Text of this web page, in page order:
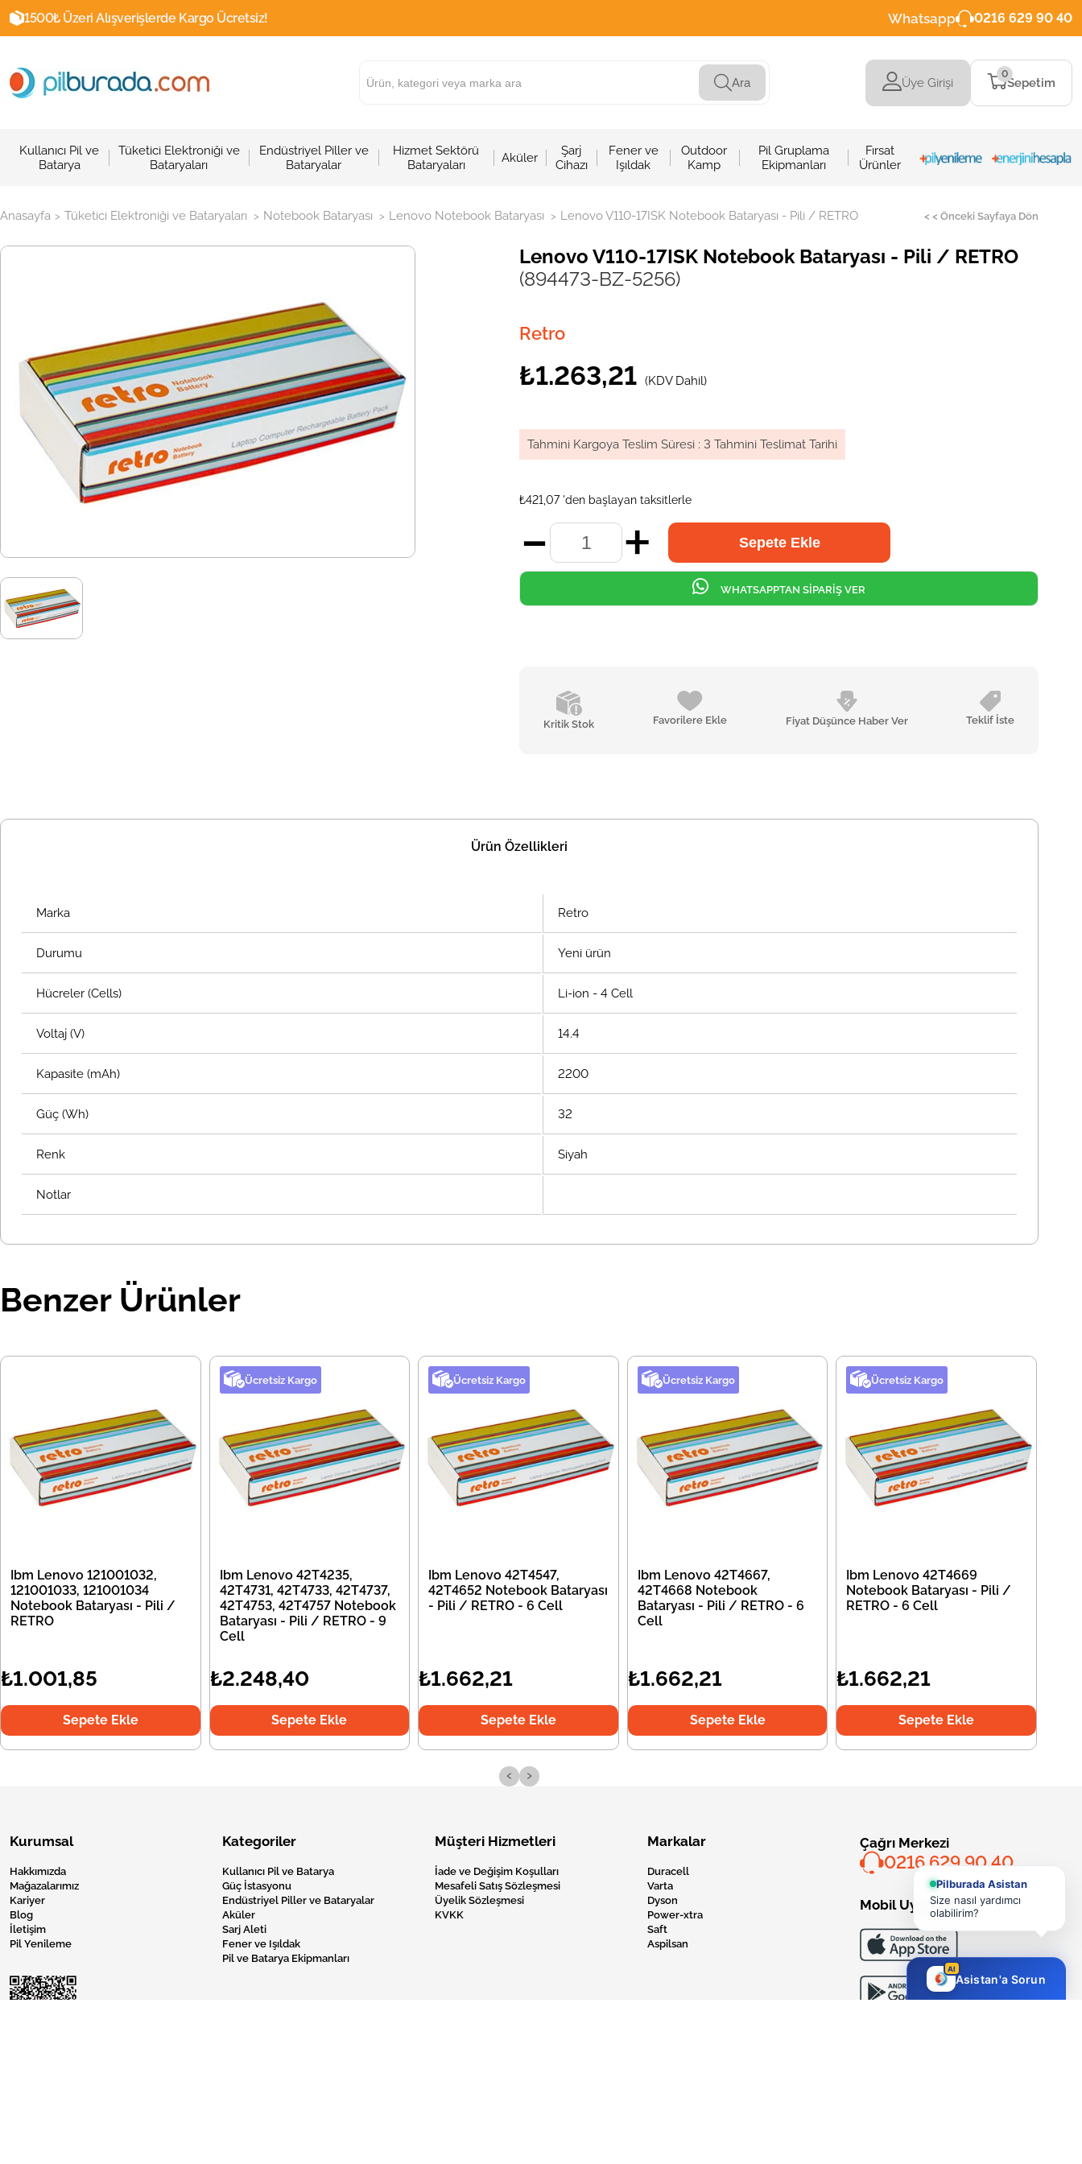
1500₺ Üzeri Alışverişlerde Kargo Ücretsiz! Whatsapp 0216 629 90 40
Ara Üye Girişi Sepetim
0
Kullanıcı Pil ve
Batarya
Tüketici Elektroniği ve
Bataryaları
Endüstriyel Piller ve
Bataryalar
Hizmet Sektörü
Bataryaları
Aküler
Şarj
Cihazı
Fener ve
Işıldak
Outdoor
Kamp
Pil Gruplama
Ekipmanları
Fırsat
Ürünler
Anasayfa > Tüketici Elektroniği ve Bataryaları > Notebook Bataryası > Lenovo Notebook Bataryası > Lenovo V110-17ISK Notebook Bataryası - Pili / RETRO < < Önceki Sayfaya Dön
Lenovo V110-17ISK Notebook Bataryası - Pili / RETRO
(894473-BZ-5256)
Retro
₺1.263,21 (KDV Dahil)
Tahmini Kargoya Teslim Süresi : 3 Tahmini Teslimat Tarihi
₺421,07 'den başlayan taksitlerle
Kritik Stok Favorilere Ekle Fiyat Düşünce Haber Ver Teklif İste
WHATSAPPTAN SİPARİŞ VER
Ürün Özellikleri
Marka Retro
Durumu Yeni ürün
Hücreler (Cells) Li-ion - 4 Cell
Voltaj (V) 14.4
Kapasite (mAh) 2200
Güç (Wh) 32
Renk Siyah
Notlar
Benzer Ürünler
Ibm Lenovo 121001032,
121001033, 121001034
Notebook Bataryası - Pili /
RETRO
₺1.001,85
Sepete Ekle
Ücretsiz Kargo
Ibm Lenovo 42T4235,
42T4731, 42T4733, 42T4737,
42T4753, 42T4757 Notebook
Bataryası - Pili / RETRO - 9
Cell
₺2.248,40
Sepete Ekle
Ücretsiz Kargo
Ibm Lenovo 42T4547,
42T4652 Notebook Bataryası
- Pili / RETRO - 6 Cell
₺1.662,21
Sepete Ekle
Ücretsiz Kargo
Ibm Lenovo 42T4667,
42T4668 Notebook
Bataryası - Pili / RETRO - 6
Cell
₺1.662,21
Sepete Ekle
Ücretsiz Kargo
Ibm Lenovo 42T4669
Notebook Bataryası - Pili /
RETRO - 6 Cell
₺1.662,21
Sepete Ekle
‹ ›
Kurumsal
Hakkımızda
Mağazalarımız
Kariyer
Blog
İletişim
Pil Yenileme
Kategoriler
Kullanıcı Pil ve Batarya
Güç İstasyonu
Endüstriyel Piller ve Bataryalar
Aküler
Sarj Aleti
Fener ve Işıldak
Pil ve Batarya Ekipmanları
Müşteri Hizmetleri
İade ve Değişim Koşulları
Mesafeli Satış Sözleşmesi
Üyelik Sözleşmesi
KVKK
Markalar
Duracell
Varta
Dyson
Power-xtra
Saft
Aspilsan
Çağrı Merkezi
0216 629 90 40
Mobil Uygulama
Pilburada Asistan
Size nasıl yardımcı
olabilirim?
AI
Asistan'a Sorun